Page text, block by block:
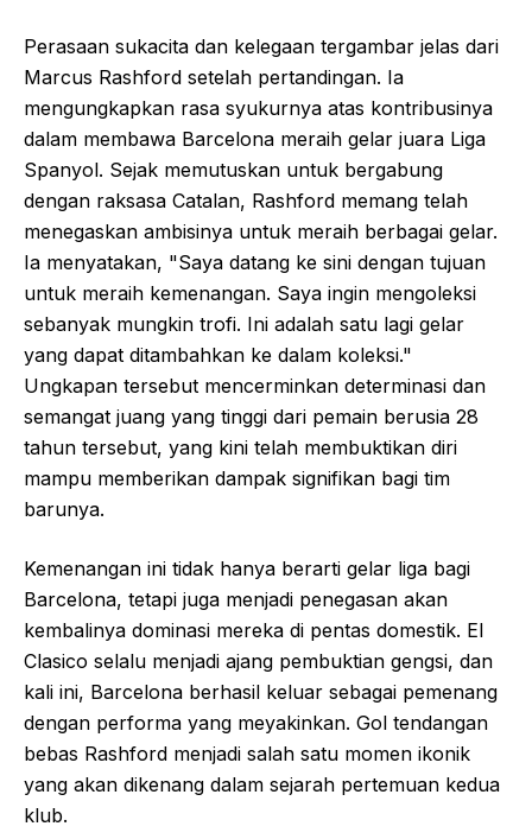
Perasaan sukacita dan kelegaan tergambar jelas dari
Marcus Rashford setelah pertandingan. Ia
mengungkapkan rasa syukurnya atas kontribusinya
dalam membawa Barcelona meraih gelar juara Liga
Spanyol. Sejak memutuskan untuk bergabung
dengan raksasa Catalan, Rashford memang telah
menegaskan ambisinya untuk meraih berbagai gelar.
Ia menyatakan, "Saya datang ke sini dengan tujuan
untuk meraih kemenangan. Saya ingin mengoleksi
sebanyak mungkin trofi. Ini adalah satu lagi gelar
yang dapat ditambahkan ke dalam koleksi."
Ungkapan tersebut mencerminkan determinasi dan
semangat juang yang tinggi dari pemain berusia 28
tahun tersebut, yang kini telah membuktikan diri
mampu memberikan dampak signifikan bagi tim
barunya.
Kemenangan ini tidak hanya berarti gelar liga bagi
Barcelona, tetapi juga menjadi penegasan akan
kembalinya dominasi mereka di pentas domestik. El
Clasico selalu menjadi ajang pembuktian gengsi, dan
kali ini, Barcelona berhasil keluar sebagai pemenang
dengan performa yang meyakinkan. Gol tendangan
bebas Rashford menjadi salah satu momen ikonik
yang akan dikenang dalam sejarah pertemuan kedua
klub.